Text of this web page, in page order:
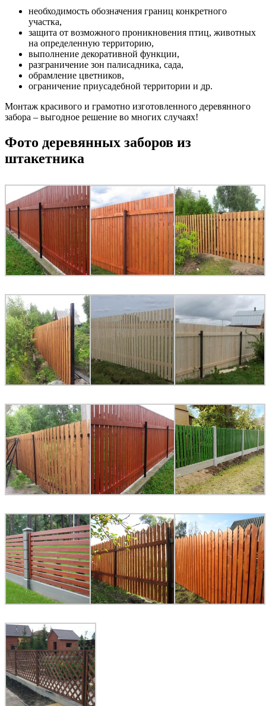
необходимость обозначения границ конкретного
участка,
защита от возможного проникновения птиц, животных
на определенную территорию,
выполнение декоративной функции,
разграничение зон палисадника, сада,
обрамление цветников,
ограничение приусадебной территории и др.
Монтаж красивого и грамотно изготовленного деревянного
забора – выгодное решение во многих случаях!
Фото деревянных заборов из
штакетника